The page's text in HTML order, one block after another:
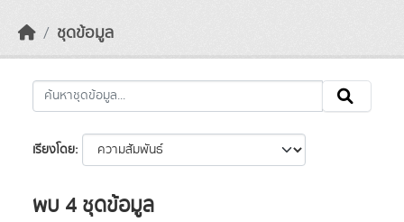
ชุดข้อมูล
เรียงโดย
พบ 4 ชุดข้อมูล